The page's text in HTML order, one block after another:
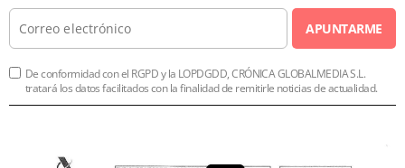
APUNTARME
De conformidad con el RGPD y la LOPDGDD, CRÓNICA GLOBALMEDIA S.L.
tratará los datos facilitados con la finalidad de remitirle noticias de actualidad.